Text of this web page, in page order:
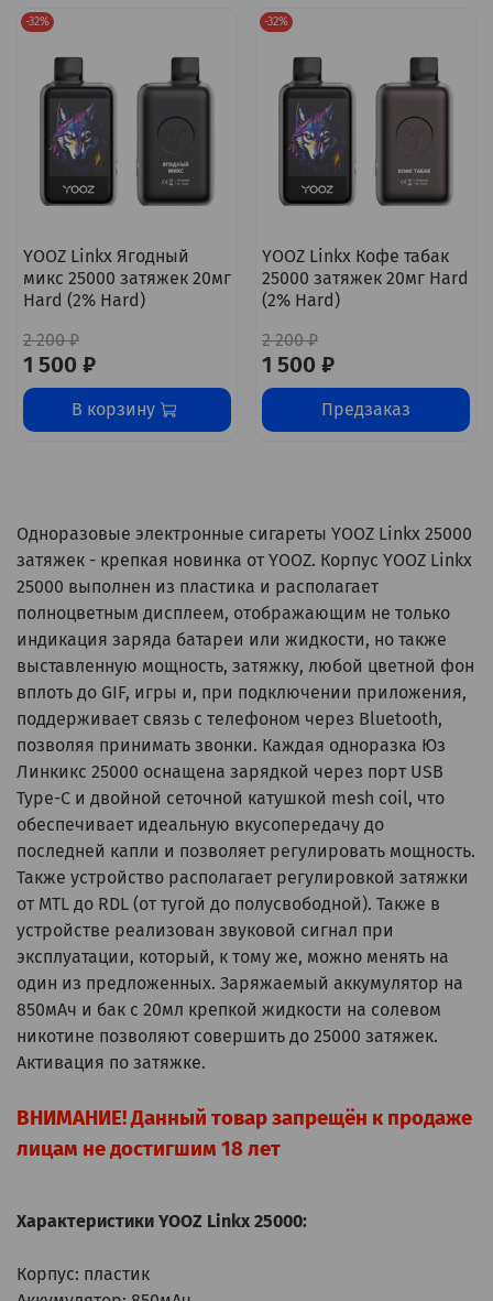
-32%
YOOZ Linkx Ягодный
микс 25000 затяжек 20мг
Hard (2% Hard)
2 200 ₽
1 500 ₽
В корзину
-32%
YOOZ Linkx Кофе табак
25000 затяжек 20мг Hard
(2% Hard)
2 200 ₽
1 500 ₽
Предзаказ
Одноразовые электронные сигареты YOOZ Linkx 25000
затяжек - крепкая новинка от YOOZ. Корпус YOOZ Linkx
25000 выполнен из пластика и располагает
полноцветным дисплеем, отображающим не только
индикация заряда батареи или жидкости, но также
выставленную мощность, затяжку, любой цветной фон
вплоть до GIF, игры и, при подключении приложения,
поддерживает связь с телефоном через Bluetooth,
позволяя принимать звонки. Каждая одноразка Юз
Линкикс 25000 оснащена зарядкой через порт USB
Type-C и двойной сеточной катушкой mesh coil, что
обеспечивает идеальную вкусопередачу до
последней капли и позволяет регулировать мощность.
Также устройство располагает регулировкой затяжки
от MTL до RDL (от тугой до полусвободной). Также в
устройстве реализован звуковой сигнал при
эксплуатации, который, к тому же, можно менять на
один из предложенных. Заряжаемый аккумулятор на
850мАч и бак с 20мл крепкой жидкости на солевом
никотине позволяют совершить до 25000 затяжек.
Активация по затяжке.
ВНИМАНИЕ! Данный товар запрещён к продаже
лицам не достигшим 18 лет
Характеристики YOOZ Linkx 25000:
Корпус: пластик